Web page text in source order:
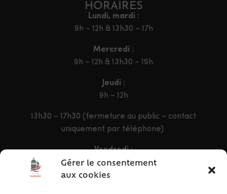
Gérer le consentement
aux cookies
HORAIRES
Lundi, mardi :
9h – 12h & 13h30 – 17h
Mercredi :
9h – 12h & 13h30 – 19h
Jeudi :
9h – 12h
13h30 – 17h30 (fermeture au public – contact
uniquement par téléphone)
Vendredi :
9h – 12h & 13h30 – 16h30